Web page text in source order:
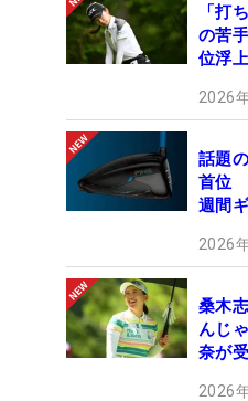
「打
の苦
位浮上
2026
話題
首位
週間
2026
桑木
んじ
奈が
2026